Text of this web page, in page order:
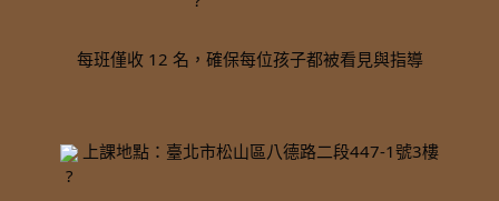
每班僅收 12 名，確保每位孩子都被看見與指導
上課地點：臺北市松山區八德路二段447-1號3樓